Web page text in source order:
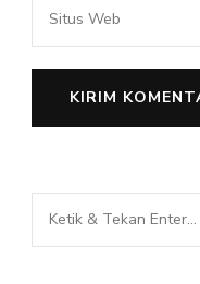
Mencari
Sesuatu?